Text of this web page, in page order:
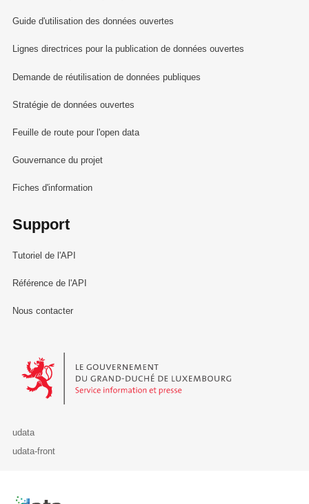
Guide d'utilisation des données ouvertes
Lignes directrices pour la publication de données ouvertes
Demande de réutilisation de données publiques
Stratégie de données ouvertes
Feuille de route pour l'open data
Gouvernance du projet
Fiches d'information
Support
Tutoriel de l'API
Référence de l'API
Nous contacter
Le Gouvernement du Grand-Duché de Luxembourg - Service
udata
udata-front